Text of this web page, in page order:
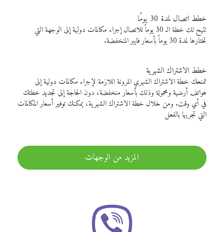
خطط اتصال لمدة 30 يومًا
تتيح لك خطة الـ 30 يوماً للاتصال إجراء مكالمات دولية إلى الوجهة التي
تختارها لمدة 30 يوماً بأسعار فايبر المنخفضة.
خطط الاشتراك الشهرية
تمنحك خطة الاشتراك الشهري المرونة اللازمة لإجراء مكالمات دولية إلى
هواتف أرضية ومحمولة وذلك بأسعار منخفضة، دون الحاجة إلى تجديد خطتك
في أي وقت. ومن خلال خطة الاشتراك الشهرية، يمكنك توفير أسعار المكالمات
التي تجريها بالفعل
المزيد من الوجهات